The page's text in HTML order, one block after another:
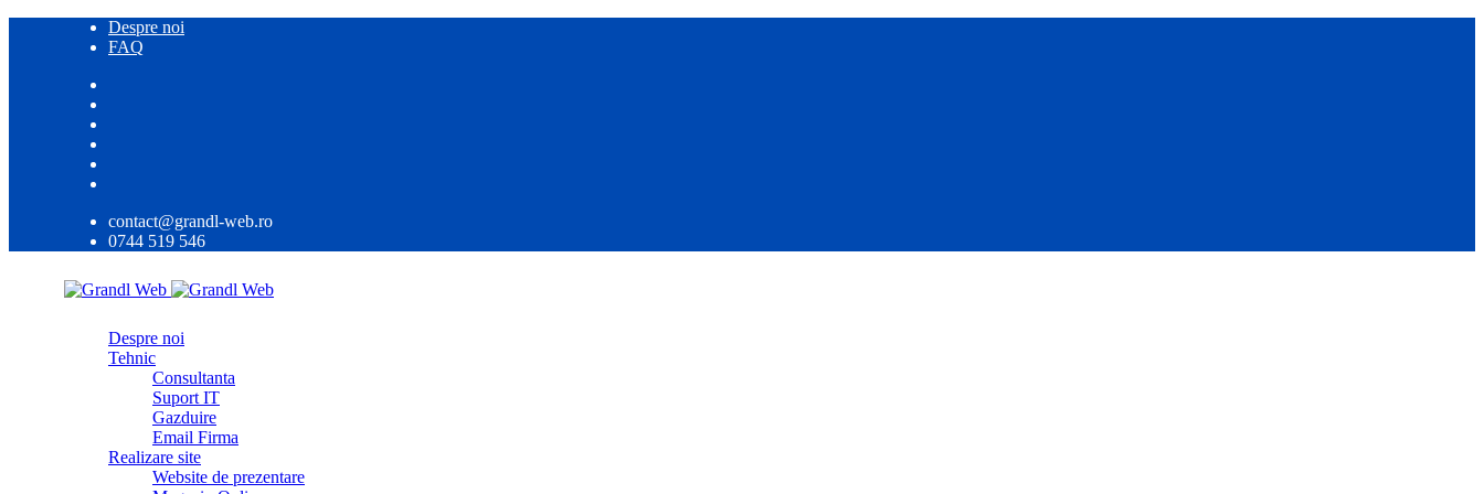
Despre noi
FAQ
contact@grandl-web.ro
0744 519 546
Despre noi
Tehnic
Consultanta
Suport IT
Gazduire
Email Firma
Realizare site
Website de prezentare